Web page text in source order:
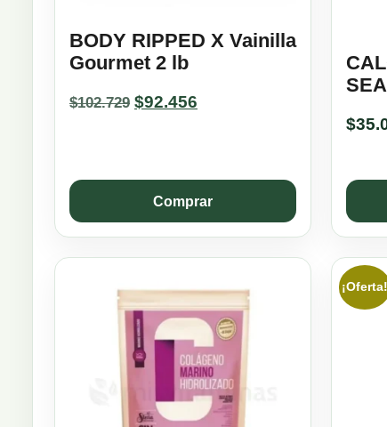
BODY RIPPED X Vainilla
Gourmet 2 lb
$102.729 Original
$92.456
Comprar
$
¡Oferta!